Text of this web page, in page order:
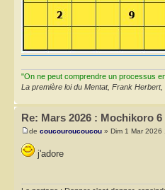
"On ne peut comprendre un processus
La première loi du Mentat, Frank Herbert,
Re: Mars 2026 : Mochikoro 6
de coucouroucoucou » Dim 1 Mar 2026
j'adore